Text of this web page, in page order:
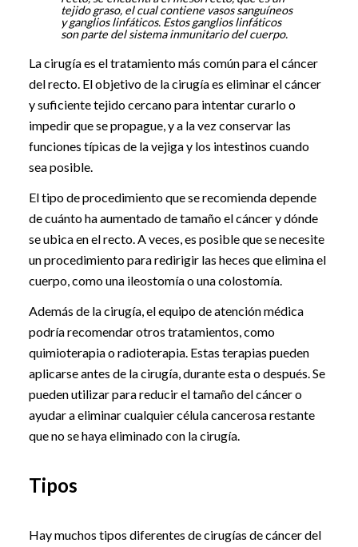
tejido graso, el cual contiene vasos sanguíneos
y ganglios linfáticos. Estos ganglios linfáticos
son parte del sistema inmunitario del cuerpo.
La cirugía es el tratamiento más común para el cáncer
del recto. El objetivo de la cirugía es eliminar el cáncer
y suficiente tejido cercano para intentar curarlo o
impedir que se propague, y a la vez conservar las
funciones típicas de la vejiga y los intestinos cuando
sea posible.
El tipo de procedimiento que se recomienda depende
de cuánto ha aumentado de tamaño el cáncer y dónde
se ubica en el recto. A veces, es posible que se necesite
un procedimiento para redirigir las heces que elimina el
cuerpo, como una ileostomía o una colostomía.
Además de la cirugía, el equipo de atención médica
podría recomendar otros tratamientos, como
quimioterapia o radioterapia. Estas terapias pueden
aplicarse antes de la cirugía, durante esta o después. Se
pueden utilizar para reducir el tamaño del cáncer o
ayudar a eliminar cualquier célula cancerosa restante
que no se haya eliminado con la cirugía.
Tipos
Hay muchos tipos diferentes de cirugías de cáncer del